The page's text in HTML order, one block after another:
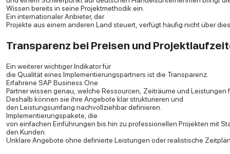
Wissen bereits in seine Projektmethodik ein.
Ein internationaler Anbieter, der
Projekte aus einem anderen Land steuert, verfügt häufig nicht über
Transparenz bei Preisen und
Ein weiterer wichtiger Indikator für
die Qualität eines Implementierungspartners ist die Transparenz.
Erfahrene SAP Business One
Partner wissen genau, welche Ressourcen, Zeiträume und
Deshalb können sie ihre Angebote klar strukturieren und
den Leistungsumfang nachvollziehbar definieren.
Implementierungspakete, die
von einfachen Einführungen bis hin zu professionellen Projekten mit
den Kunden.
Unklare Angebote ohne definierte Leistungen oder realistische